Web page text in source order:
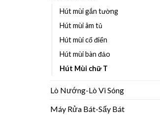
Hút mùi gắn tường
Hút mùi âm tủ
Hút mùi cổ điển
Hút mùi bàn đảo
Hút Mùi chữ T
Lò Nướng-Lò Vi Sóng
Máy Rửa Bát-Sấy Bát